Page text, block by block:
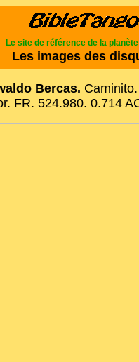
Le site de référence de la planète
Les images des
Bercas. Caminito.
FR. 524.980. 0.714